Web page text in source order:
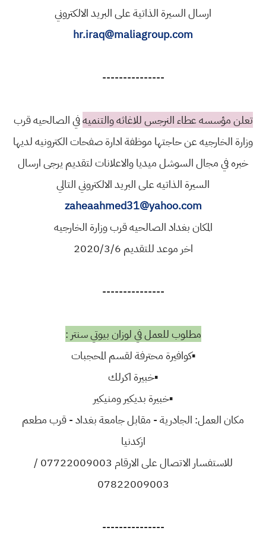
ارسال السيرة الذاتية على البريد الالكتروني
hr.iraq@maliagroup.com
---------------
تعلن مؤسسه عطاء النرجس للاغاثه والتنميهفي الصالحيه قرب
وزارة الخارجيه عن حاجتها موظفة ادارة صفحات الكترونيه لديها
خبره في مجال السوشل ميديا والاعلانات لتقديم يرجى ارسال
السيرة الذاتيه على البريد الالكتروني التالي
zaheaahmed31@yahoo.com
المكان بغداد الصالحيه قرب وزارة الخارجيه
اخر موعد للتقديم 2020/3/6
---------------
مطلوب للعمل في لوزان بيوتي سنتر :
▪️كوافيرة محترفة لقسم المحجبات
▪️خبيرة اكرلك
▪️خبيرة بديكير ومنيكير
مكان العمل: الجادرية - مقابل جامعة بغداد - قرب مطعم
ازكدنيا
للاستفسار الاتصال على الارقام 07722009003 /
07822009003
---------------